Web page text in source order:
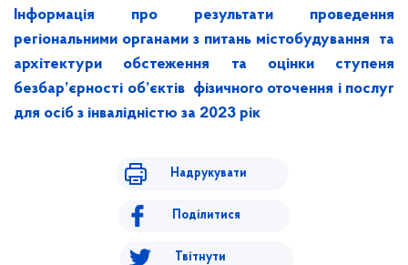
Інформація про результати проведення
регіональними органами з питань містобудування та
архітектури обстеження та оцінки ступеня
безбар’єрності об’єктів фізичного оточення і послуг
для осіб з інвалідністю за 2023 рік
Надрукувати
Поділитися
Твітнути